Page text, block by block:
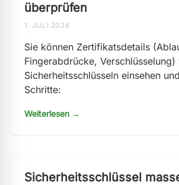
überprüfen
1. JULI 2026
Sie können Zertifikatsdetails
Fingerabdrücke, Verschlüsselung)
Sicherheitsschlüsseln einsehen
Schritte:
Weiterlesen →
Sicherheitsschlüssel